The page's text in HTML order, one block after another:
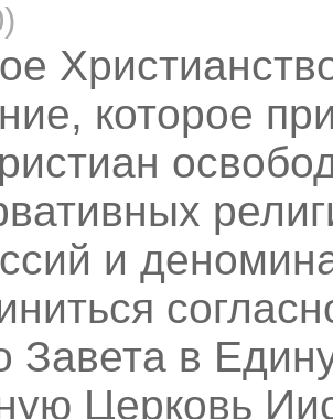
которое
и
Завета в
Церковь